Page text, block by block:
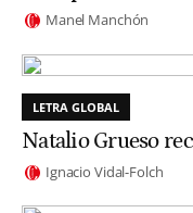
Manel Manchón
LETRA GLOBAL
Natalio Grueso
Ignacio Vidal-Folch